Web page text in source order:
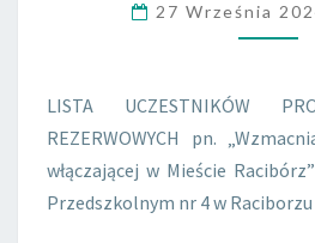
NR
4
27 Września
LISTA UCZESTNIKÓW
REZERWOWYCH pn.
włączającej w Mieście
Przedszkolnym nr 4 w